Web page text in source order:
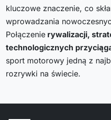
kluczowe znaczenie, co
wprowadzania
Połączenie rywalizacji,
technologicznych
sport motorowy jedną z
rozrywki na świecie.